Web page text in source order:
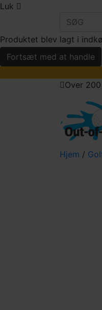
Luk
Produktet blev lagt i
Fortsæt med at handle
Over
Hjem /